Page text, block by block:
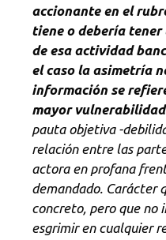
accionante en el
tiene o debería tener
de esa actividad
el caso la asimetría
información se
mayor
pauta objetiva -
relación entre las
actora en profana
demandado. Carácter
concreto, pero que no
esgrimir en cualquier